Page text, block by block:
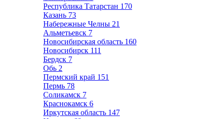
Республика Татарстан 170
Казань 73
Набережные Челны 21
Альметьевск 7
Новосибирская область 160
Новосибирск 111
Бердск 7
Обь 2
Пермский край 151
Пермь 78
Соликамск 7
Краснокамск 6
Иркутская область 147